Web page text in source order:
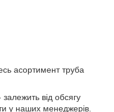
асортименттруба
залежить від обсягу
у наших менеджерів.